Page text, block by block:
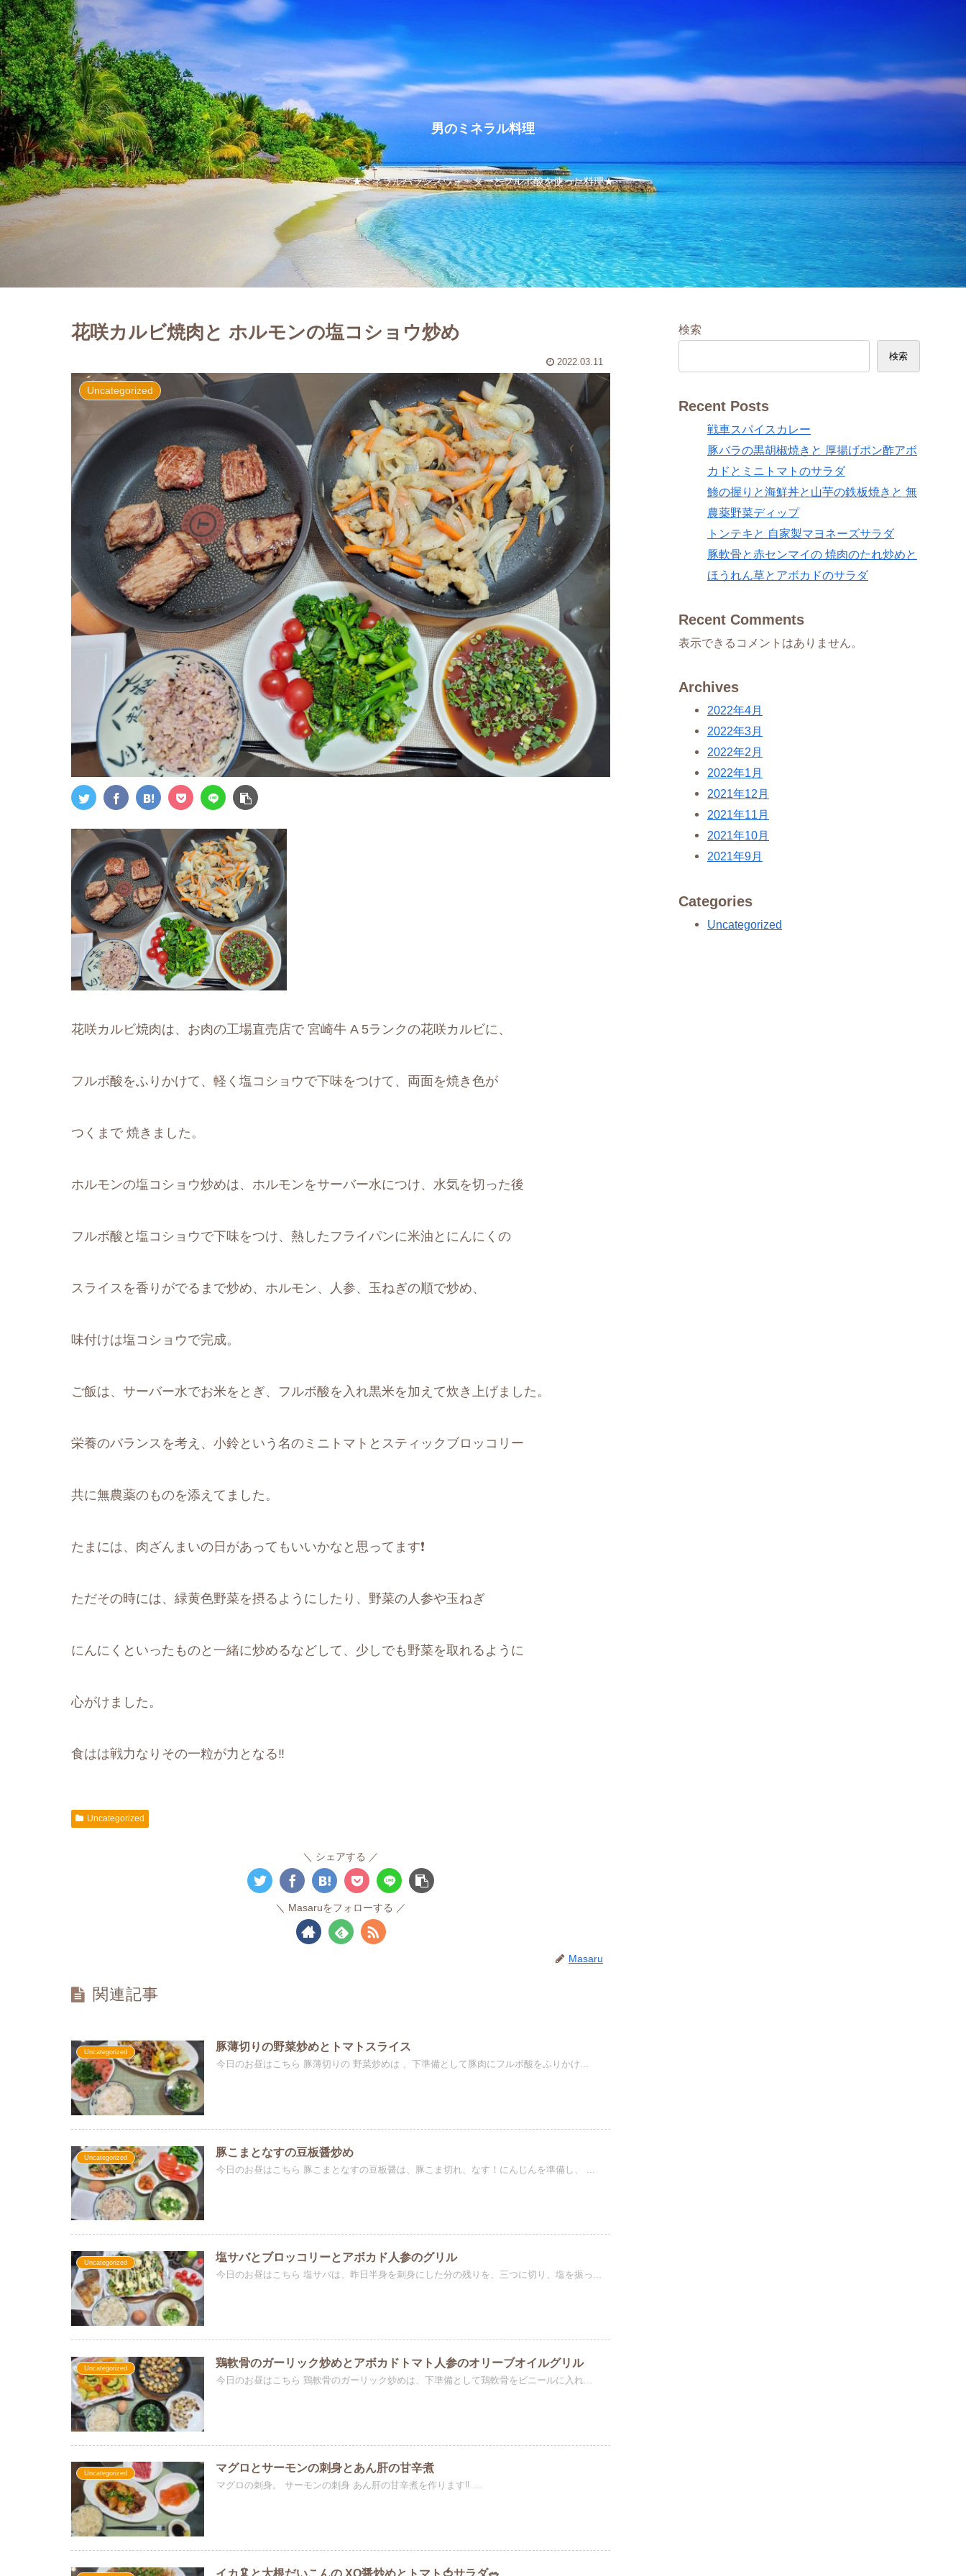
男のミネラル料理
★ミネラルバランスウォーターとフルボ酸を使った料理★
花咲カルビ焼肉と ホルモンの塩コショウ炒め
2022.03.11
Uncategorized
花咲カルビ焼肉は、お肉の工場直売店で 宮崎牛 A 5ランクの花咲カルビに、
フルボ酸をふりかけて、軽く塩コショウで下味をつけて、両面を焼き色が
つくまで 焼きました。
ホルモンの塩コショウ炒めは、ホルモンをサーバー水につけ、水気を切った後
フルボ酸と塩コショウで下味をつけ、熱したフライパンに米油とにんにくの
スライスを香りがでるまで炒め、ホルモン、人参、玉ねぎの順で炒め、
味付けは塩コショウで完成。
ご飯は、サーバー水でお米をとぎ、フルボ酸を入れ黒米を加えて炊き上げました。
栄養のバランスを考え、小鈴という名のミニトマトとスティックブロッコリー
共に無農薬のものを添えてました。
たまには、肉ざんまいの日があってもいいかなと思ってます❗
ただその時には、緑黄色野菜を摂るようにしたり、野菜の人参や玉ねぎ
にんにくといったものと一緒に炒めるなどして、少しでも野菜を取れるように
心がけました。
食はは戦力なりその一粒が力となる‼️
Uncategorized
シェアする
Masaruをフォローする
Masaru
関連記事
Uncategorized 豚薄切りの野菜炒めとトマトスライス
今日のお昼はこちら 豚薄切りの 野菜炒めは 、下準備として豚肉にフルボ酸をふりかけ...
Uncategorized 豚こまとなすの豆板醤炒め
今日のお昼はこちら 豚こまとなすの豆板醤は、豚こま切れ、なす！にんじんを準備し、 ...
Uncategorized 塩サバとブロッコリーとアボカド人参のグリル
今日のお昼はこちら 塩サバは、昨日半身を刺身にした分の残りを、三つに切り、塩を振っ...
Uncategorized 鶏軟骨のガーリック炒めとアボカドトマト人参のオリーブオイルグリル
今日のお昼はこちら 鶏軟骨のガーリック炒めは、下準備として鶏軟骨をビニールに入れ...
Uncategorized マグロとサーモンの刺身とあん肝の甘辛煮
マグロの刺身。 サーモンの刺身 あん肝の甘辛煮を作ります‼️ ...
イカ🦑と大根だいこんの XO醤炒めとトマト🍅サラダ🥗
検索
検索
Recent Posts
戦車スパイスカレー
豚バラの黒胡椒焼きと 厚揚げポン酢アボ
カドとミニトマトのサラダ
鯵の握りと海鮮丼と山芋の鉄板焼きと 無
農薬野菜ディップ
トンテキと 自家製マヨネーズサラダ
豚軟骨と赤センマイの 焼肉のたれ炒めと
ほうれん草とアボカドのサラダ
Recent Comments
表示できるコメントはありません。
Archives
2022年4月
2022年3月
2022年2月
2022年1月
2021年12月
2021年11月
2021年10月
2021年9月
Categories
Uncategorized